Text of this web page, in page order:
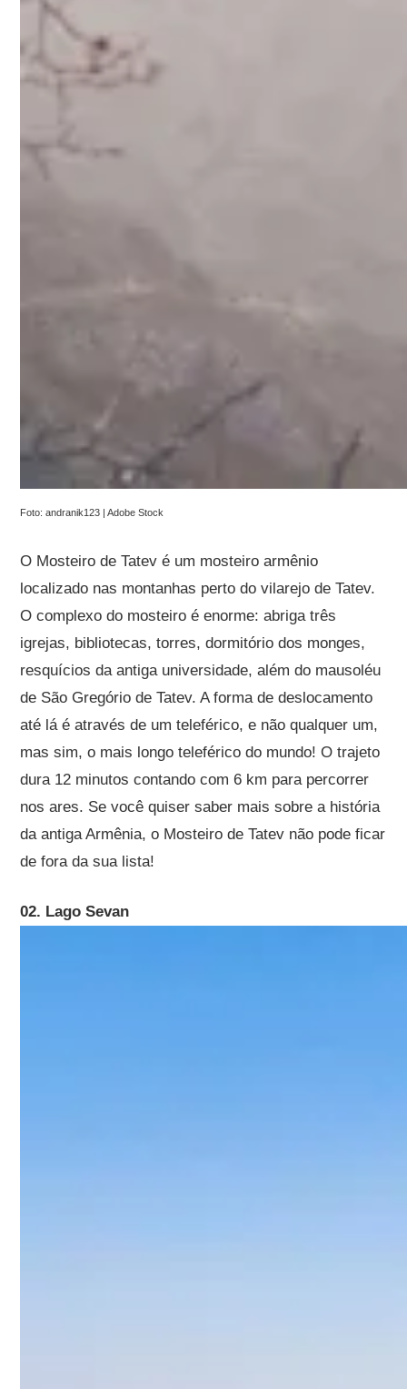
Foto: andranik123 | Adobe Stock
O Mosteiro de Tatev é um mosteiro armênio
localizado nas montanhas perto do vilarejo de Tatev.
O complexo do mosteiro é enorme: abriga três
igrejas, bibliotecas, torres, dormitório dos monges,
resquícios da antiga universidade, além do mausoléu
de São Gregório de Tatev. A forma de deslocamento
até lá é através de um teleférico, e não qualquer um,
mas sim, o mais longo teleférico do mundo! O trajeto
dura 12 minutos contando com 6 km para percorrer
nos ares. Se você quiser saber mais sobre a história
da antiga Armênia, o Mosteiro de Tatev não pode ficar
de fora da sua lista!
02. Lago Sevan